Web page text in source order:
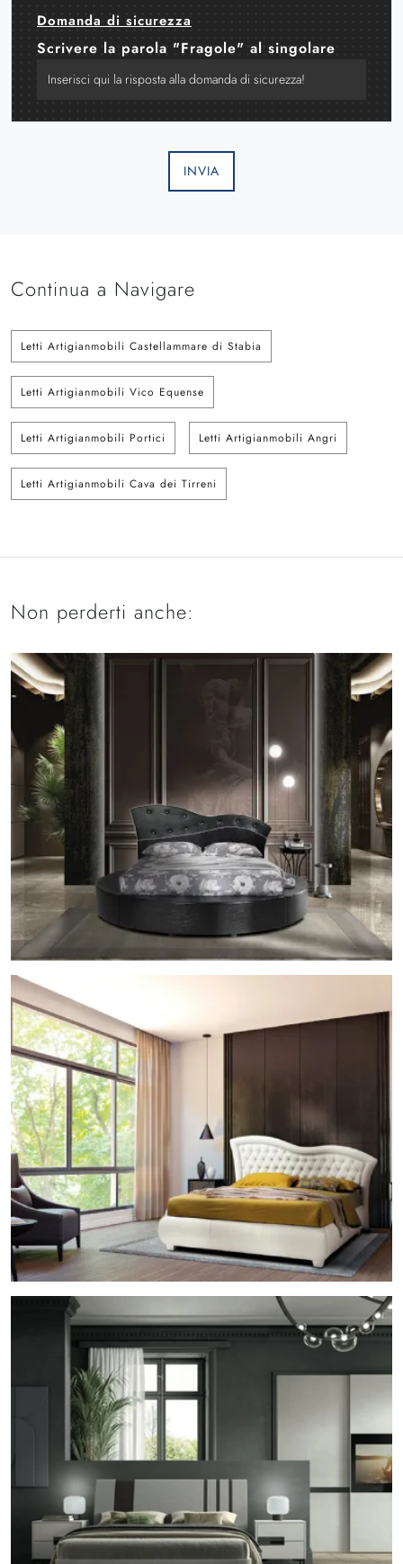
Domanda di sicurezza
Scrivere la parola "Fragole" al singolare
INVIA
Continua a Navigare
Letti Artigianmobili Castellammare di Stabia
Letti Artigianmobili Vico Equense
Letti Artigianmobili Portici Letti Artigianmobili Angri
Letti Artigianmobili Cava dei Tirreni
Non perderti anche: